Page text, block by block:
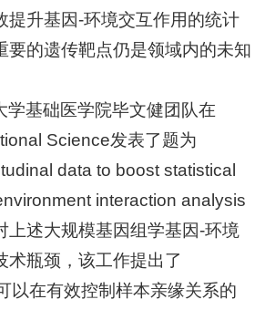
+
提升基因-环境交互作用的统计
要的遗传靶点仍是领域内的未知
学基础医学院毕文健团队在
Science发表了题为
data to boost statistical
interaction analysis
上述大规模基因组学基因-环境
术瓶颈，该工作提出了
以在有效控制样本亲缘关系的